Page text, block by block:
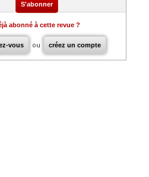
S'abonner
abonné à cette revue ?
vous ou créez un compte